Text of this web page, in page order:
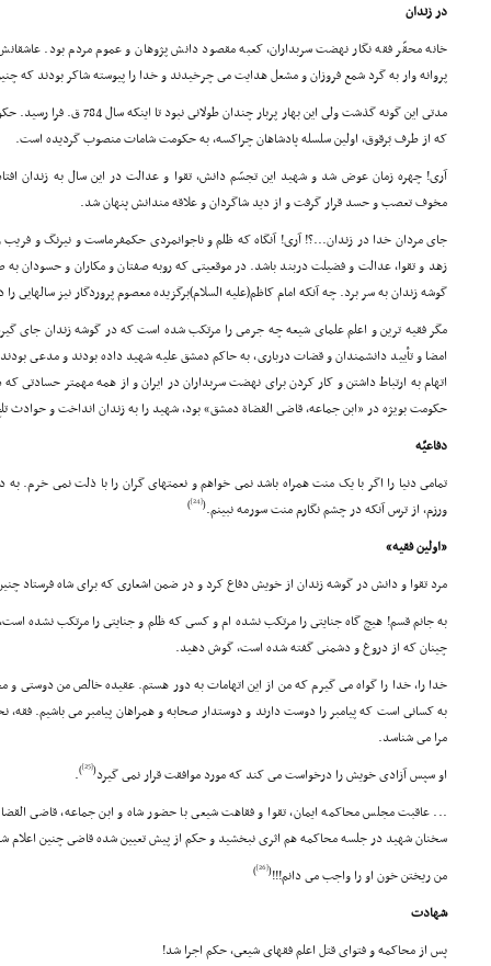
در زندان
خانه محقّر فقه نگار نهضت سربداران، کعبه مقصود دانش پژوهان و عموم مردم بود.
پروانه وار به گرد شمع فروزان و مشعل هدایت مى چرخیدند و خدا را پیوسته شاکر بودند که
مدتى این گونه گذشت ولى این بهار
که از طرف بَرقوق، اولین سلسله پادشاهان چراکسه، به حکومت شامات منصوب گردیده است.
آرى! چهره زمان عوض شد و شهید این تجسّم دانش، تقوا و عدالت در این سال به زندان
مخوف تعصب و حسد قرار گرفت و از دید شاگردان و علاقه مندانش پنهان شد.
جاى مردان خدا در زندان...؟! آرى! آنگاه که ظلم و ناجوانمردى حکمفرماست و نیرنگ و
زهد و تقوا، عدالت و فضیلت دربند باشد. در موقعیتى که روبه صفتان و مکاران و حسودان به
گوشه زندان به سر برد. چه آنکه امام کاظم(علیه السلام)برگزیده معصوم پروردگار نیز سالهایى
مگر فقیه ترین و اعلم علماى شیعه چه جرمى را مرتکب شده است که در گوشه زندان جاى
امضا و تأیید دانشمندان و قضات دربارى، به حاکم دمشق علیه شهید داده بودند و مدعى
اتهام به ارتباط داشتن و کار کردن براى نهضت سربداران در ایران و از همه مهمتر حسادتى
حکومت بویژه در «ابن جماعه، قاضى القضاة دمشق» بود، شهید را به زندان انداخت و حوادث
دفاعیّه
تمامى دنیا را اگر با یک منت همراه باشد نمى خواهم و نعمتهاى گران را با ذلت نمى خرم.
ورزم، از ترس آنکه در چشم نگارم منت سورمه نبینم.(
[24]
)
«اولین فقیه»
مرد تقوا و دانش در گوشه زندان از خویش دفاع کرد و در ضمن اشعارى که براى شاه فرستاد
به جانم قسم! هیچ گاه جنایتى را مرتکب نشده ام و کسى که ظلم و جنایتى را مرتکب نشده
چینان که از دروغ و دشمنى گفته شده است، گوش دهید.
خدا را، خدا را گواه مى گیرم که من از این اتهامات به دور هستم. عقیده خالص من دوستى و
به کسانى است که پیامبر را دوست دارند و دوستدار صحابه و همراهان پیامبر مى باشیم.
مرا مى شناسد.
او سپس آزادى خویش را درخواست مى کند که مورد موافقت قرار نمى گیرد(
[25]
)
.
... عاقبت مجلس محاکمه ایمان، تقوا و فقاهت شیعى با حضور شاه و ابن جماعه، قاضى
سخنان شهید در جلسه محاکمه هم اثرى نبخشید و حکم از پیش تعیین شده قاضى چنین اعلام
من ریختن خون او را واجب مى دانم!!!(
[26]
)
شهادت
پس از محاکمه و فتواى قتل اعلم فقهاى شیعى، حکم اجرا شد!